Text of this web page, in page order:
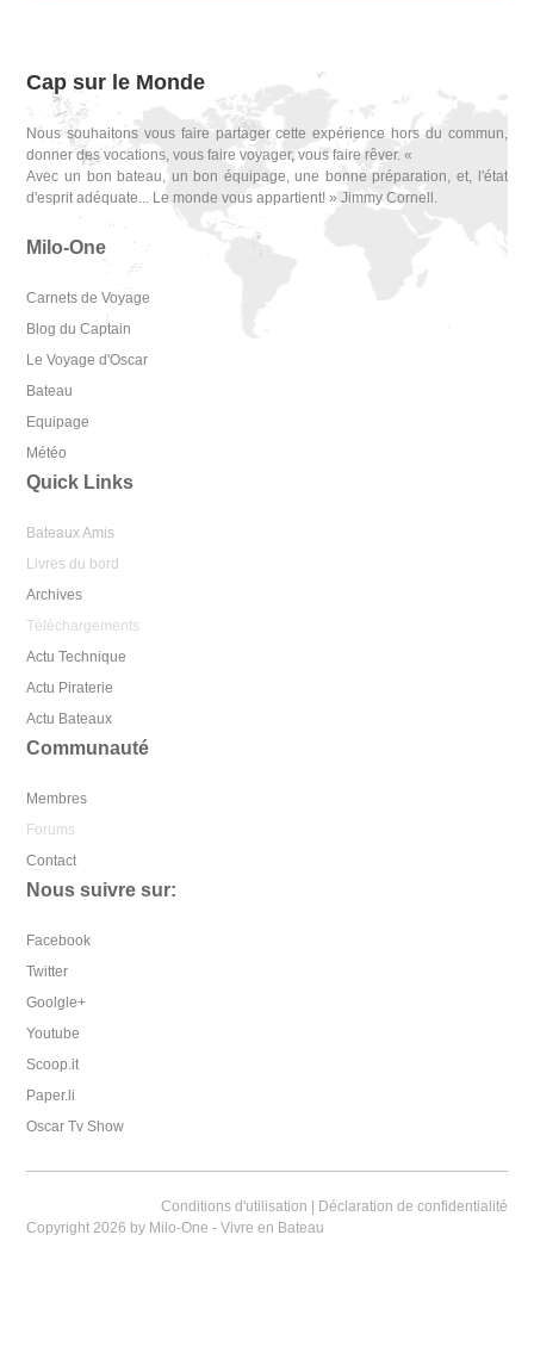
Cap sur le Monde
Nous souhaitons vous faire partager cette expérience hors du commun,
donner des vocations, vous faire voyager, vous faire rêver. «
Avec un bon bateau, un bon équipage, une bonne préparation, et, l'état
d'esprit adéquate... Le monde vous appartient! » Jimmy Cornell.
Milo-One
Carnets de Voyage
Blog du Captain
Le Voyage d'Oscar
Bateau
Equipage
Météo
Quick Links
Bateaux Amis
Livres du bord
Archives
Téléchargements
Actu Technique
Actu Piraterie
Actu Bateaux
Communauté
Membres
Forums
Contact
Nous suivre sur:
Facebook
Twitter
Goolgle+
Youtube
Scoop.it
Paper.li
Oscar Tv Show
Conditions d'utilisation
Déclaration de confidentialité
Copyright 2026 by Milo-One - Vivre en Bateau